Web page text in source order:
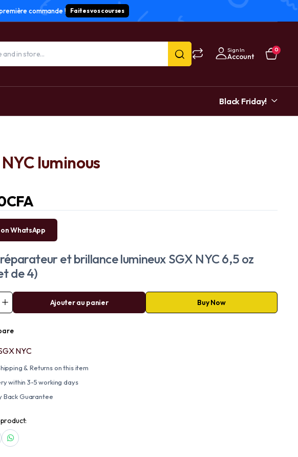
commande ! Faites vos courses
Sign In
Account
0
Black Friday!
luminous
CFA
WhatsApp
et brillance lumineux SGX NYC 6,5 oz
de 4)
Ajouter au panier Buy Now
NYC
& Returns on this item
within 3-5 working days
Back Guarantee